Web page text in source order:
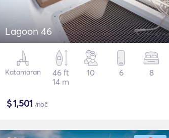
Lagoon 46
Katamaran
46 ft
14 m
10 6 8
$1,501 /noč